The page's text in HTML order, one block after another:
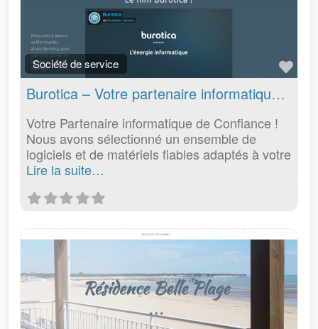
Société de service
Burotica – Votre partenaire informatique de confiance – Cholet (Maine et loire 49)
Votre Partenaire informatique de Confiance !
Nous avons sélectionné un ensemble de
logiciels et de matériels fiables adaptés à votre
Lire la suite…